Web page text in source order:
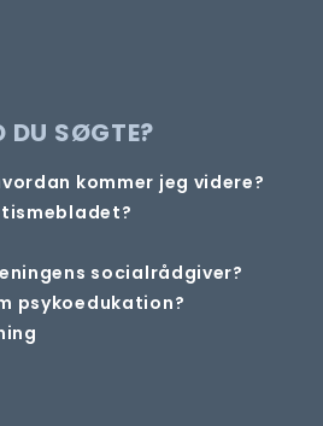
DU SØGTE?
kommer jeg videre?
socialrådgiver?
psykoedukation?